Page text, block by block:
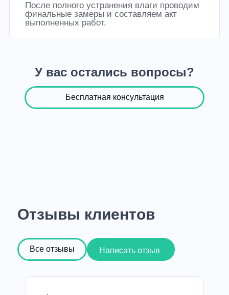
После полного устранения влаги проводим
финальные замеры и составляем акт
выполненных работ.
У вас остались вопросы?
Бесплатная консультация
Отзывы клиентов
Все отзывы Написать отзыв